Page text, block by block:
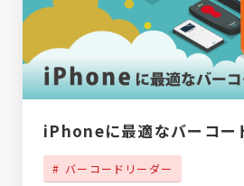
iPhoneに最適なバーコー
バーコードリーダー